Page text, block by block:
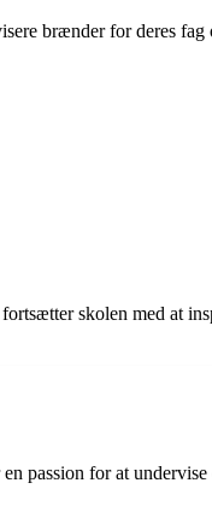
brænder for deres
skolen med at
passion for at